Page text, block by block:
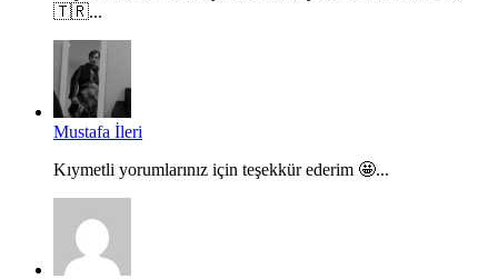
🇹🇷...
Mustafa İleri
Kıymetli yorumlarınız için teşekkür ederim 🤩...